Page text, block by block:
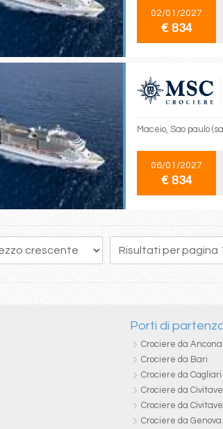
02/01/2027
€ 834
Maceio, Sao paulo
06/01/2027
€ 834
1 3 4 5
Porti di
Crociere da Ancona
Crociere da Bari
Crociere da Cagliari
Crociere da
Crociere da
Crociere da Genova